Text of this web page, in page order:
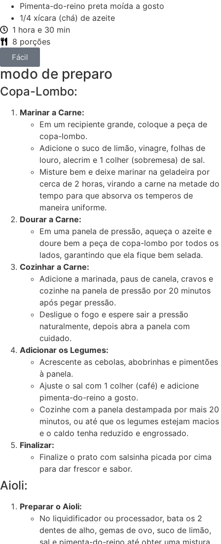
Pimenta-do-reino preta moída a gosto
1/4 xícara (chá) de azeite
1 hora e 30 min
8 porções
Fácil
modo de preparo
Copa-Lombo:
Marinar a Carne:
Em um recipiente grande, coloque a peça de
copa-lombo.
Adicione o suco de limão, vinagre, folhas de
louro, alecrim e 1 colher (sobremesa) de sal.
Misture bem e deixe marinar na geladeira por
cerca de 2 horas, virando a carne na metade do
tempo para que absorva os temperos de
maneira uniforme.
Dourar a Carne:
Em uma panela de pressão, aqueça o azeite e
doure bem a peça de copa-lombo por todos os
lados, garantindo que ela fique bem selada.
Cozinhar a Carne:
Adicione a marinada, paus de canela, cravos e
cozinhe na panela de pressão por 20 minutos
após pegar pressão.
Desligue o fogo e espere sair a pressão
naturalmente, depois abra a panela com
cuidado.
Adicionar os Legumes:
Acrescente as cebolas, abobrinhas e pimentões
à panela.
Ajuste o sal com 1 colher (café) e adicione
pimenta-do-reino a gosto.
Cozinhe com a panela destampada por mais 20
minutos, ou até que os legumes estejam macios
e o caldo tenha reduzido e engrossado.
Finalizar:
Finalize o prato com salsinha picada por cima
para dar frescor e sabor.
Aioli:
Preparar o Aioli:
No liquidificador ou processador, bata os 2
dentes de alho, gemas de ovo, suco de limão,